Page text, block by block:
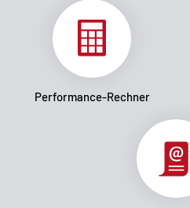
Performance-Rechner